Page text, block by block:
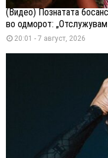
(Видео) Познатата
во одморот:
20:01 - 7 август, 2026